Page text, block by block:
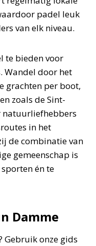
padel leuk
van elk niveau.
te bieden voor
door het
grachten per boot,
zoals de Sint-
natuurliefhebbers
in het
de combinatie van
gemeenschap is
én te
Damme
Gebruik onze gids